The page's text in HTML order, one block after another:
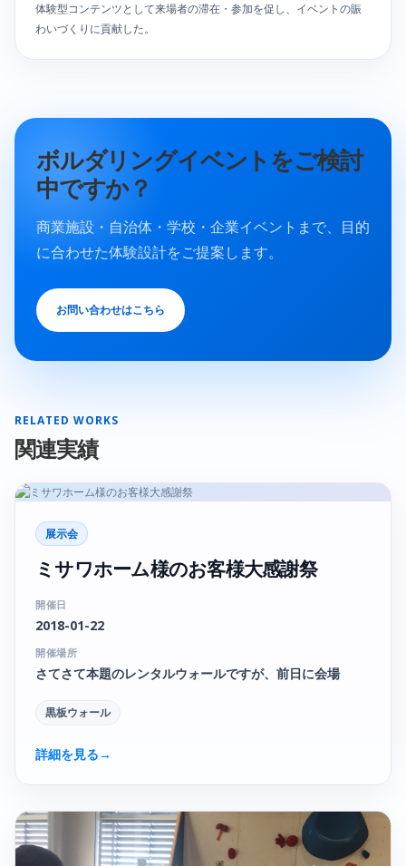
体験型コンテンツとして来場者の滞在・参加を促し、イベントの賑
わいづくりに貢献した。
ボルダリングイベントをご検討
中ですか？
商業施設・自治体・学校・企業イベントまで、目的
に合わせた体験設計をご提案します。
お問い合わせはこちら
RELATED WORKS
関連実績
展示会
ミサワホーム様のお客様大感謝祭
開催日
2018-01-22
開催場所
さてさて本題のレンタルウォールですが、前日に会場
黒板ウォール
詳細を見る→